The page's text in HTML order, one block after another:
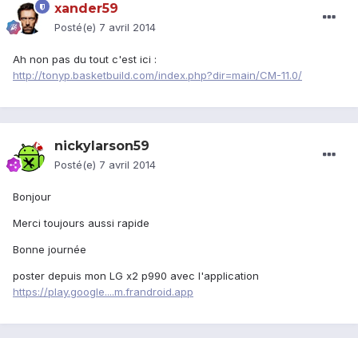
xander59
Posté(e) 7 avril 2014
Ah non pas du tout c'est ici :
http://tonyp.basketbuild.com/index.php?dir=main/CM-11.0/
nickylarson59
Posté(e) 7 avril 2014
Bonjour
Merci toujours aussi rapide
Bonne journée
poster depuis mon LG x2 p990 avec l'application
https://play.google....m.frandroid.app